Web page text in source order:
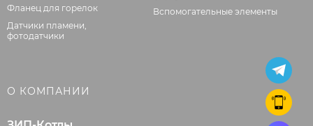
Фланец для горелок
Датчики пламени,
фотодатчики
Вспомогательные элементы
О КОМПАНИИ